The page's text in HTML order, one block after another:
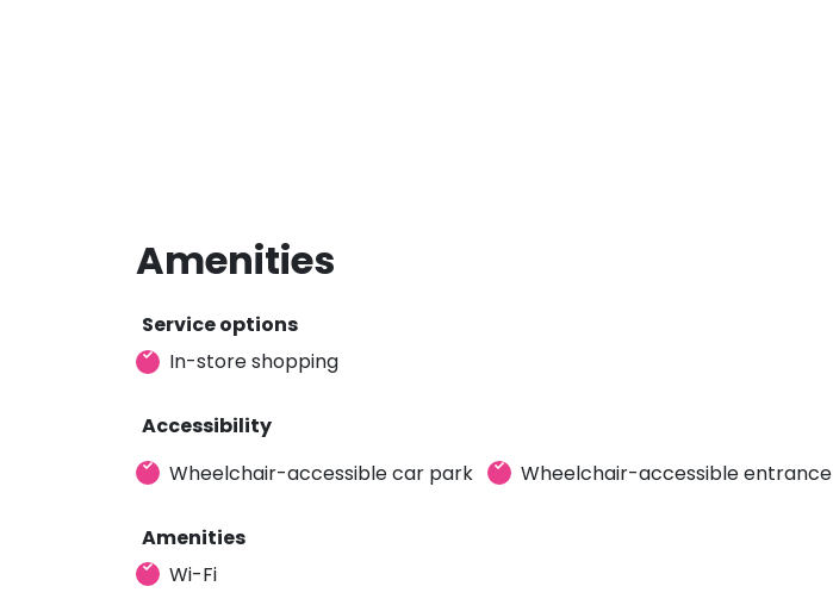
Amenities
Service options
In-store shopping
Accessibility
Wheelchair-accessible car park
Wheelchair-accessible entrance
Amenities
Wi-Fi